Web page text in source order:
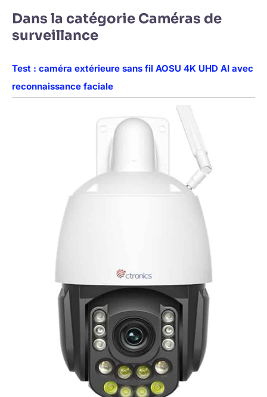
Dans la catégorie Caméras de
surveillance
Test : caméra extérieure sans fil AOSU 4K UHD AI avec
reconnaissance faciale